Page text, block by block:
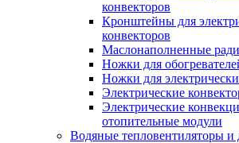
конвекторов
Кронштейны для
конвекторов
Маслонаполненные
Ножки для
Ножки для
Электрические
Электрические
отопительные модули
Водяные тепловентиляторы и